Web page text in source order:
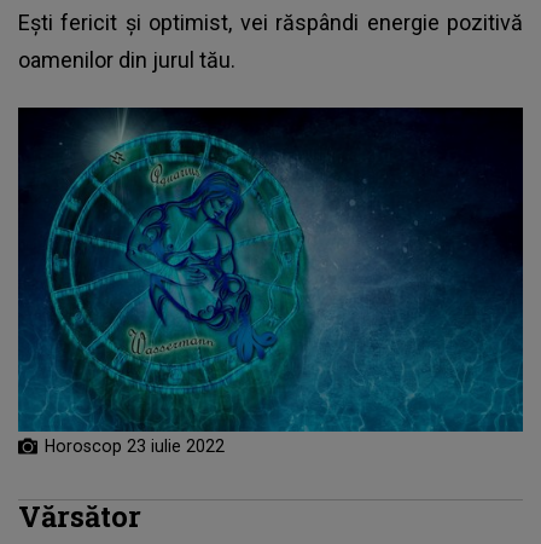
Ești fericit și optimist, vei răspândi energie pozitivă
oamenilor din jurul tău.
Horoscop 23 iulie 2022
Vărsător